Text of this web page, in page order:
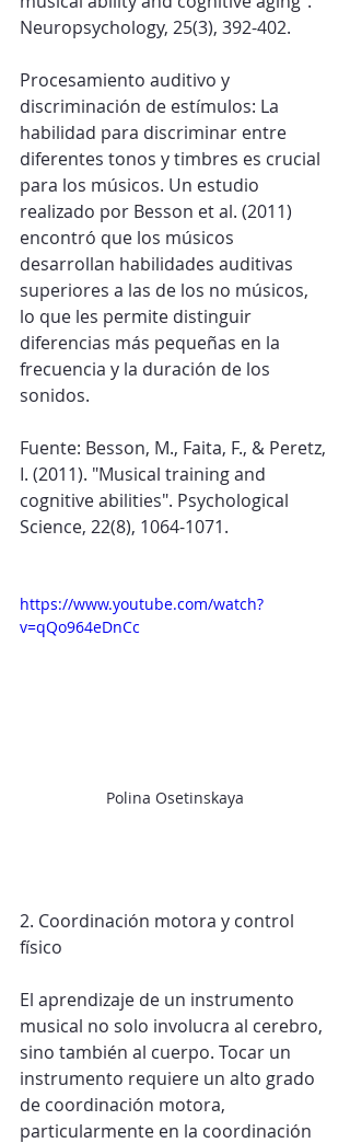
Neuropsychology, 25(3), 392-402.
Procesamiento auditivo y
discriminación de estímulos: La
habilidad para discriminar entre
diferentes tonos y timbres es crucial
para los músicos. Un estudio
realizado por Besson et al. (2011)
encontró que los músicos
desarrollan habilidades auditivas
superiores a las de los no músicos,
lo que les permite distinguir
diferencias más pequeñas en la
frecuencia y la duración de los
sonidos.
Fuente: Besson, M., Faita, F., & Peretz,
I. (2011). "Musical training and
cognitive abilities". Psychological
Science, 22(8), 1064-1071.
https://www.youtube.com/watch?
v=qQo964eDnCc
Polina Osetinskaya
2. Coordinación motora y control
físico
El aprendizaje de un instrumento
musical no solo involucra al cerebro,
sino también al cuerpo. Tocar un
instrumento requiere un alto grado
de coordinación motora,
particularmente en la coordinación